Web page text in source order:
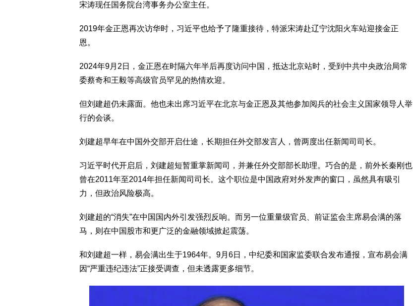
宋涛现任国务院台湾事务办公室主任。
2019年金正恩再次访华时，习近平也给予了隆重接待，特派宋涛赴辽宁沈阳火车站迎接金正
恩。
2024年9月2日，金正恩在时隔六年半后再度访问中国，抵达北京站时，受到中共中央政治局常
委蔡奇和王毅等高级官员罕见的热情欢迎。
但刘建超仍未露面。他也未出席习近平在北京与金正恩及其他参加阅兵的社会主义国家领导人举
行的会谈。
刘建超早年在中国外交部开启仕途，长期担任外交部发言人，曾两度出任新闻司司长。
习近平时代开启后，刘建超短暂重掌新闻司，并兼任外交部部长助理。巧合的是，前外长秦刚也
曾在2011年至2014年担任新闻司司长。这个职位是中国政府对外发声的窗口，虽然具有吸引
力，但政治风险极高。
刘建超的“消失”在中国国内外引发强烈反响。而另一位重量级官员、前证监会主席易会满的落
马，则在中国股市和更广泛的金融领域掀起震荡。
和刘建超一样，易会满出生于1964年。9月6日，中纪委和国家监委联合发布通报，宣布易会满
因“严重违纪违法”正接受调查，但未透露更多细节。